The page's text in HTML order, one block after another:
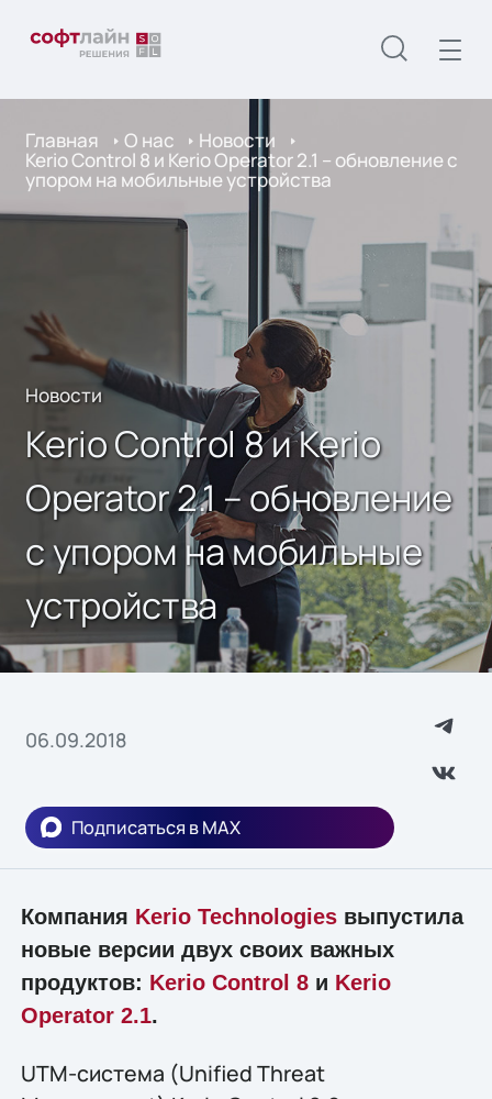
Главная О нас Новости
Kerio Control 8 и Kerio Operator 2.1 – обновление с
упором на мобильные устройства
Новости
Kerio Control 8 и Kerio
Operator 2.1 – обновление
с упором на мобильные
устройства
06.09.2018
Подписаться в MAX
Компания Kerio Technologiesвыпустила
новые версии двух своих важных
продуктов: Kerio Control 8и Kerio
Operator 2.1.
UTM-система (Unified Threat